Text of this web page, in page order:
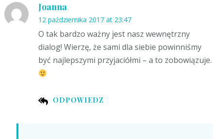
Joanna
12 października 2017 at 23:47
ODPOWIEDZ
O tak bardzo ważny jest nasz wewnętrzny
dialog! Wierzę, że sami dla siebie powinniśmy
być najlepszymi przyjaciółmi – a to zobowiązuje.